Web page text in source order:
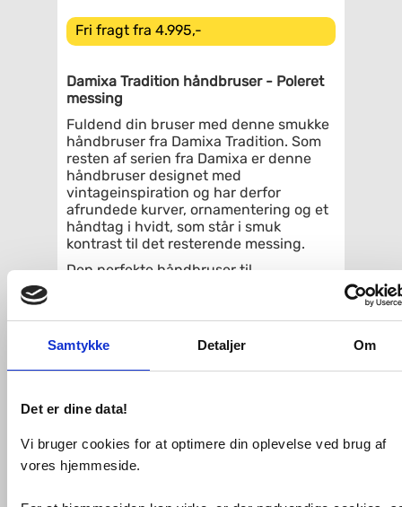
Samtykke Detaljer Om
Det er dine data!
Vi bruger cookies for at optimere din oplevelse ved brug af
vores hjemmeside.
Fri fragt fra 4.995,-
Damixa Tradition håndbruser - Poleret
messing
Fuldend din bruser med denne smukke
håndbruser fra Damixa Tradition. Som
resten af serien fra Damixa er denne
håndbruser designet med
vintageinspiration og har derfor
afrundede kurver, ornamentering og et
håndtag i hvidt, som står i smuk
kontrast til det resterende messing.
Den perfekte håndbruser til
Vandforbrug mac 12 l/min
Relaterede produkter